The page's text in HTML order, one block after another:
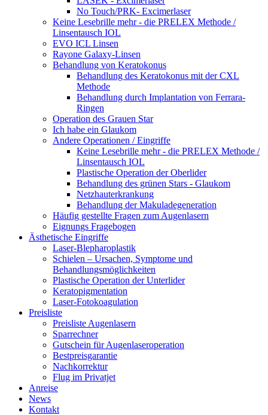
No Touch/PRK- Excimerlaser
Keine Lesebrille mehr - die PRELEX Methode /
Linsentausch IOL
EVO ICL Linsen
Rayone Galaxy-Linsen
Behandlung von Keratokonus
Behandlung des Keratokonus mit der CXL
Methode
Behandlung durch Implantation von Ferrara-
Ringen
Operation des Grauen Star
Ich habe ein Glaukom
Andere Operationen / Eingriffe
Keine Lesebrille mehr - die PRELEX Methode /
Linsentausch IOL
Plastische Operation der Oberlider
Behandlung des grünen Stars - Glaukom
Netzhauterkrankung
Behandlung der Makuladegeneration
Häufig gestellte Fragen zum Augenlasern
Eignungs Fragebogen
Ästhetische Eingriffe
Laser-Blepharoplastik
Schielen – Ursachen, Symptome und
Behandlungsmöglichkeiten
Plastische Operation der Unterlider
Keratopigmentation
Laser-Fotokoagulation
Preisliste
Preisliste Augenlasern
Sparrechner
Gutschein für Augenlaseroperation
Bestpreisgarantie
Nachkorrektur
Flug im Privatjet
Anreise
News
Kontakt